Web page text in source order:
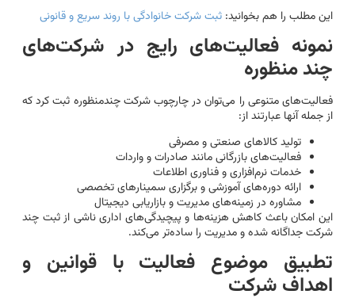
این مطلب را هم بخوانید: ثبت شرکت خانوادگی با روند سریع و قانونی
نمونه فعالیت‌های رایج در شرکت‌های
چند منظوره
فعالیت‌های متنوعی را می‌توان در چارچوب شرکت چندمنظوره ثبت کرد که
از جمله آنها عبارتند از:
تولید کالاهای صنعتی و مصرفی
فعالیت‌های بازرگانی مانند صادرات و واردات
خدمات نرم‌افزاری و فناوری اطلاعات
ارائه دوره‌های آموزشی و برگزاری سمینارهای تخصصی
مشاوره در زمینه‌های مدیریت و بازاریابی دیجیتال
این امکان باعث کاهش هزینه‌ها و پیچیدگی‌های اداری ناشی از ثبت چند
شرکت جداگانه شده و مدیریت را ساده‌تر می‌کند.
تطبیق موضوع فعالیت با قوانین و
اهداف شرکت